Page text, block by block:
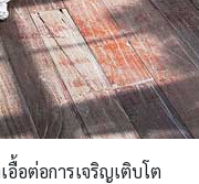
อื้อต่อการเจริญเติบโต